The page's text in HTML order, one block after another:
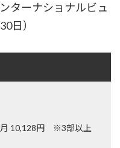
ターナショナルビュ
日）
月 10,128円 ※3部以上